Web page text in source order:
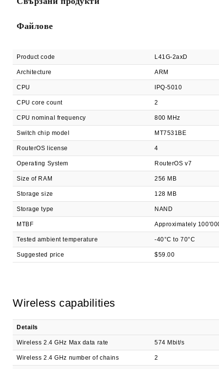
Файлове
Product code L41G-2axD
Architecture ARM
CPU IPQ-5010
CPU core count 2
CPU nominal frequency 800 MHz
Switch chip model MT7531BE
RouterOS license 4
Operating System RouterOS v7
Size of RAM 256 MB
Storage size 128 MB
Storage type NAND
MTBF Approximately
Tested ambient temperature -40°C to 70°C
Suggested price $59.00
Wireless capabilities
Details
Wireless 2.4 GHz Max data rate 574 Mbit/s
Wireless 2.4 GHz number of chains 2